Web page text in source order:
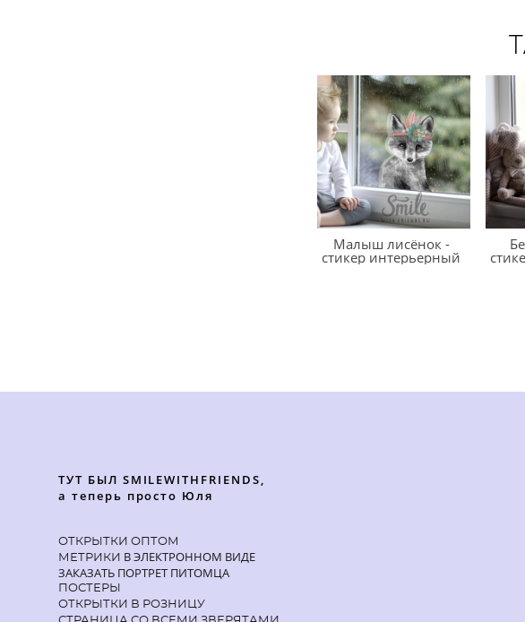
Малыш лисёнок -
стикер интерьерный
ТУТ БЫЛ SMILEWITHFRIENDS,
а теперь просто Юля
ОТКРЫТКИ ОПТОМ
МЕТРИКИ В ЭЛЕКТРОННОМ ВИДЕ
ЗАКАЗАТЬ ПОРТРЕТ ПИТОМЦА
ПОСТЕРЫ
ОТКРЫТКИ В РОЗНИЦУ